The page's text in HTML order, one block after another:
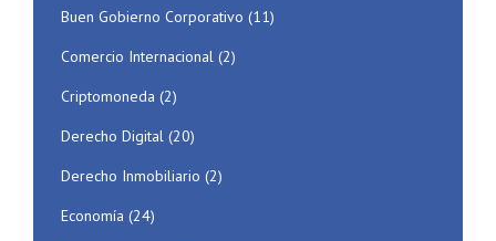
Buen Gobierno Corporativo (11)
Comercio Internacional (2)
Criptomoneda (2)
Derecho Digital (20)
Derecho Inmobiliario (2)
Economía (24)